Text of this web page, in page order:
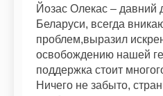
Йозас Олекас – давний
Беларуси, всегда
проблем,выразил
освобождению нашей
поддержка стоит
Ничего не забыто,